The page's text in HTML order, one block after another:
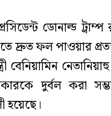
ডোনাল্ড
দ্রুত ফল পাওয়ার
বেনিয়ামিন
দুর্বল করা
হয়েছে।